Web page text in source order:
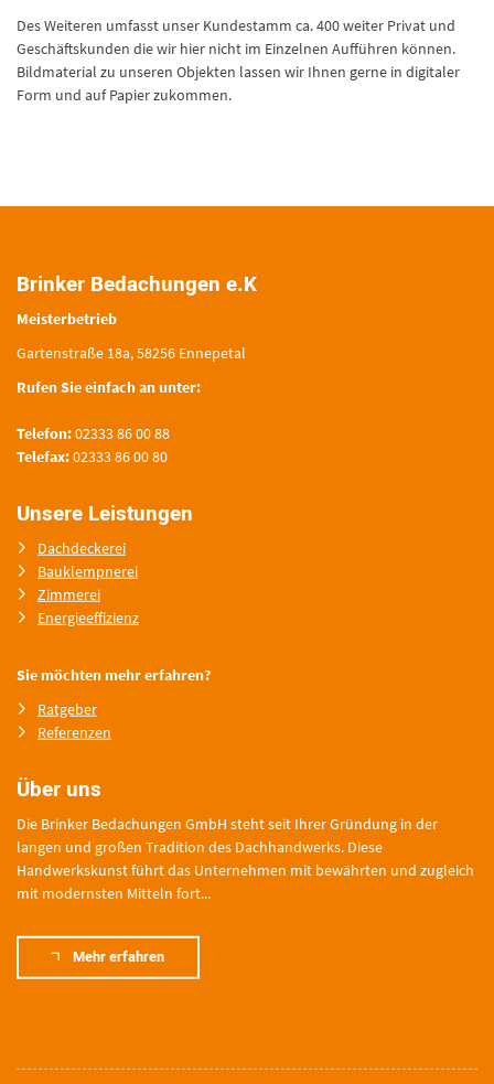
Des Weiteren umfasst unser Kundestamm ca. 400 weiter Privat und
Geschäftskunden die wir hier nicht im Einzelnen Aufführen können.
Bildmaterial zu unseren Objekten lassen wir Ihnen gerne in digitaler
Form und auf Papier zukommen.
Brinker Bedachungen e.K
Meisterbetrieb
Gartenstraße 18a, 58256 Ennepetal
Rufen Sie einfach an unter:
Telefon:02333 86 00 88
Telefax:02333 86 00 80
Unsere Leistungen
Dachdeckerei
Bauklempnerei
Zimmerei
Energieeffizienz
Sie möchten mehr erfahren?
Ratgeber
Referenzen
Über uns
Die Brinker Bedachungen GmbH steht seit Ihrer Gründung in der
langen und großen Tradition des Dachhandwerks. Diese
Handwerkskunst führt das Unternehmen mit bewährten und zugleich
mit modernsten Mitteln fort...
Mehr erfahren